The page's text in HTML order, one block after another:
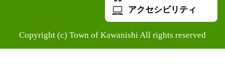
アクセシビリティ
Copyright (c) Town of Kawanishi All rights reserved